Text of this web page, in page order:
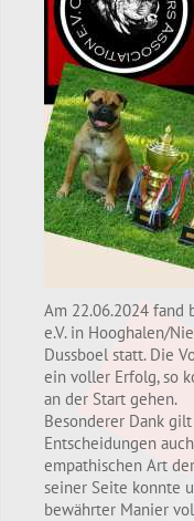
Am 22.06.2024 fand
e.V. in Hooghalen/
Dussboel statt. Die
ein voller Erfolg, so
an der Start gehen.
Besonderer Dank
Entscheidungen
empathischen Art
seiner Seite konnte
bewährter Manier